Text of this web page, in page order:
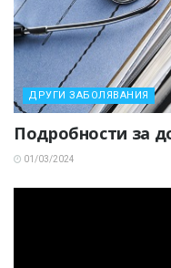
ДРУГИ ЗАБОЛЯВАНИЯ
Подробности за
01/03/2024